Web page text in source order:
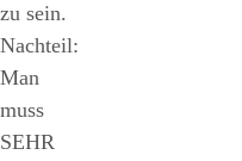
zu sein.
Nachteil:
Man
muss
SEHR